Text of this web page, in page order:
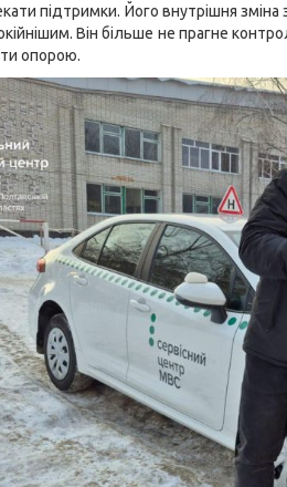
підтримки. Його внутрішня
Він більше не прагне
опорою.